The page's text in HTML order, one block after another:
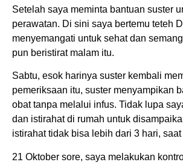
Setelah saya meminta bantuan suster
perawatan. Di sini saya bertemu teteh
menyemangati untuk sehat dan
pun beristirat malam itu.
Sabtu, esok harinya suster kembali
pemeriksaan itu, suster menyampikan
obat tanpa melalui infus. Tidak lupa
dan istirahat di rumah untuk
istirahat tidak bisa lebih dari 3 hari,
21 Oktober sore, saya melakukan